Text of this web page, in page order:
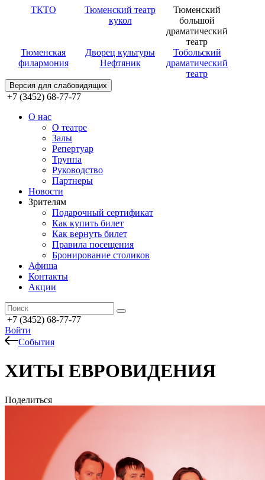
ТКТО
Тюменский театр
кукол
Тюменский
большой
драматический
театр
Тюменская
филармония
Дворец культуры
Нефтяник
Тобольский
драматический
театр
Версия для слабовидящих
+7 (3452) 68-77-77
О нас
О театре
Залы
Репертуар
Труппа
Руководство
Партнеры
Новости
Зрителям
Подарочный сертификат
Как купить билет
Как вернуть билет
Правила посещения
Бронирование столиков
Афиша
Контакты
Акции
+7 (3452) 68-77-77
Войти
События
ХИТЫ ЕВРОВИДЕНИЯ
Поделиться